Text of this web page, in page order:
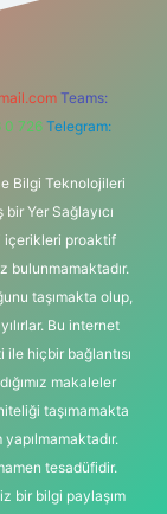
Teams:
0 726 Telegram:
Bilgi Teknolojileri
Yer Sağlayıcı
içerikleri proaktif
bulunmamaktadır.
taşımakta olup,
Bu internet
hiçbir bağlantısı
makaleler
taşımamakta
tesadüfidir.
bir bilgi paylaşım